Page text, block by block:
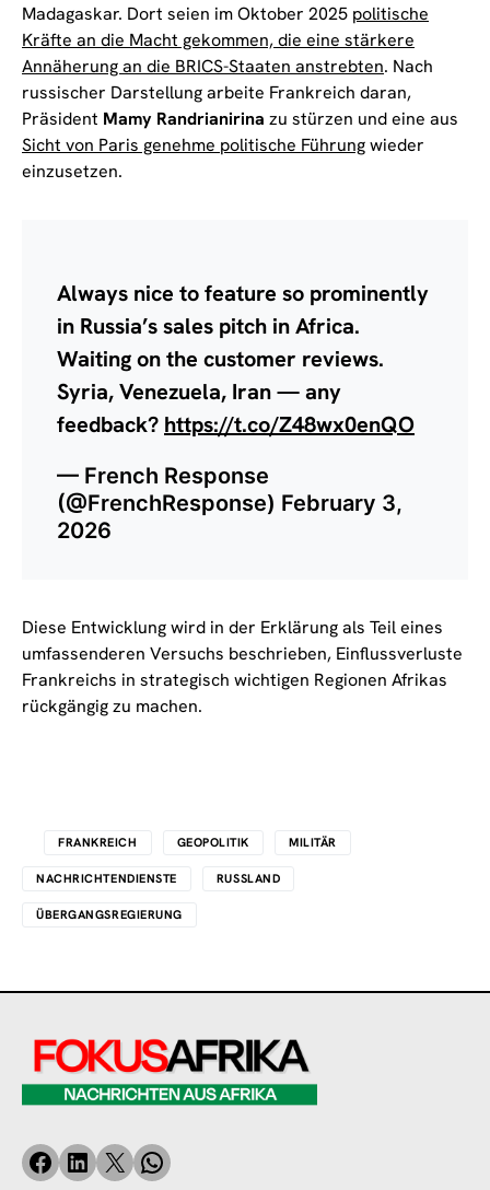
Madagaskar. Dort seien im Oktober 2025 politische
Kräfte an die Macht gekommen, die eine stärkere
Annäherung an die BRICS-Staaten anstrebten. Nach
russischer Darstellung arbeite Frankreich daran,
Präsident Mamy Randrianirina zu stürzen und eine aus
Sicht von Paris genehme politische Führungwieder
einzusetzen.
Always nice to feature so prominently
in Russia’s sales pitch in Africa.
Waiting on the customer reviews.
Syria, Venezuela, Iran — any
feedback? https://t.co/Z48wx0enQO
— French Response
(@FrenchResponse) February 3,
2026
Diese Entwicklung wird in der Erklärung als Teil eines
umfassenderen Versuchs beschrieben, Einflussverluste
Frankreichs in strategisch wichtigen Regionen Afrikas
rückgängig zu machen.
FRANKREICH GEOPOLITIK MILITÄR
NACHRICHTENDIENSTE RUSSLAND
ÜBERGANGSREGIERUNG